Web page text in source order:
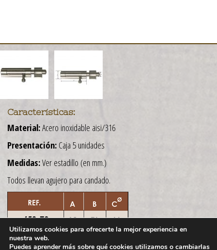
Características:
Material:Acero inoxidable aisi/316
Presentación: Caja 5 unidades
Medidas:Ver estadillo (en mm.)
Todos llevan agujero para candado.
Utilizamos cookies para ofrecerte la mejor experiencia en
nuestra web.
Puedes aprender más sobre qué cookies utilizamos o cambiarlas